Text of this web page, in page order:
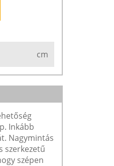
cm
Inkább
Nagymintás
szerkezetű
szépen